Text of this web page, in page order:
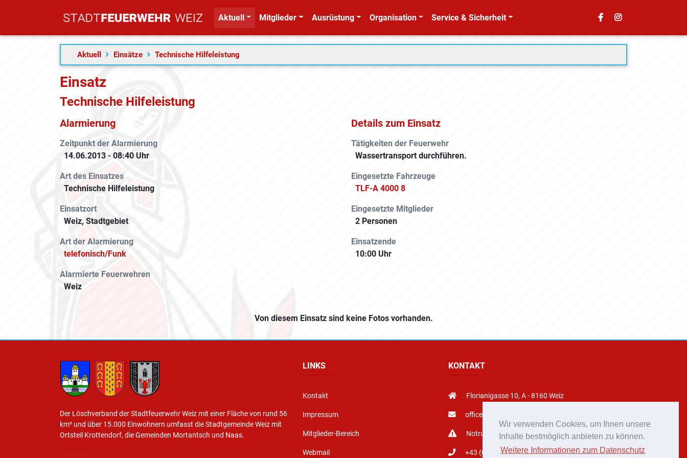
Wir verwenden Cookies, um Ihnen unsere
Inhalte bestmöglich anbieten zu können.
Weitere Informationen zum Datenschutz
Aktuell Mitglieder Ausrüstung Organisation Service & Sicherheit
Aktuell Einsätze Technische Hilfeleistung
Einsatz
Technische Hilfeleistung
Alarmierung
Zeitpunkt der Alarmierung
14.06.2013 - 08:40 Uhr
Art des Einsatzes
Technische Hilfeleistung
Einsatzort
Weiz, Stadtgebiet
Art der Alarmierung
telefonisch/Funk
Alarmierte Feuerwehren
Weiz
Details zum Einsatz
Tätigkeiten der Feuerwehr
Wassertransport durchführen.
Eingesetzte Fahrzeuge
TLF-A 4000 8
Eingesetzte Mitglieder
2 Personen
Einsatzende
10:00 Uhr
Von diesem Einsatz sind keine Fotos vorhanden.
Der Löschverband der Stadtfeuerwehr Weiz mit einer Fläche von rund 56
km² und über 15.000 Einwohnern umfasst die Stadtgemeinde Weiz mit
Ortsteil Krottendorf, die Gemeinden Mortantsch und Naas.
LINKS
Kontakt
Impressum
Mitglieder-Bereich
Webmail
KONTAKT
Florianigasse 10, A - 8160 Weiz
office@stadtfeuerwehr-weiz.at
Notruf 122
+43 (0)3172 2222